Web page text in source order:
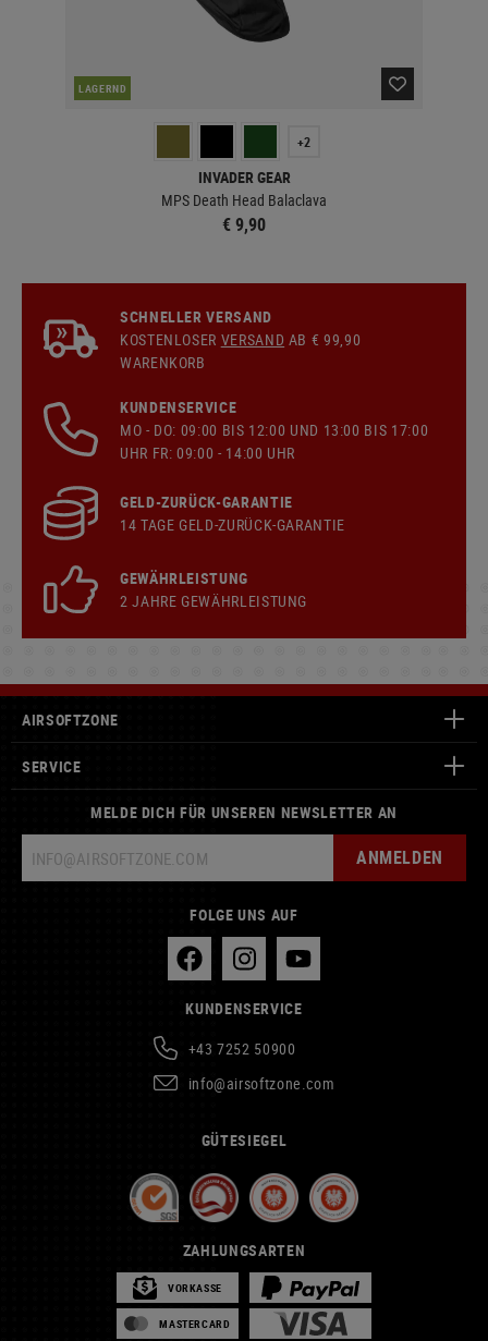
LAGERND
+2
INVADER GEAR
MPS Death Head Balaclava
€ 9,90
SCHNELLER VERSAND
KOSTENLOSER VERSAND AB € 99,90
WARENKORB
KUNDENSERVICE
MO - DO: 09:00 BIS 12:00 UND 13:00 BIS 17:00
UHR FR: 09:00 - 14:00 UHR
GELD-ZURÜCK-GARANTIE
14 TAGE GELD-ZURÜCK-GARANTIE
GEWÄHRLEISTUNG
2 JAHRE GEWÄHRLEISTUNG
AIRSOFTZONE
SERVICE
MELDE DICH FÜR UNSEREN NEWSLETTER AN
ANMELDEN
FOLGE UNS AUF
KUNDENSERVICE
+43 7252 50900
info@airsoftzone.com
GÜTESIEGEL
ZAHLUNGSARTEN
VORKASSE
MASTERCARD